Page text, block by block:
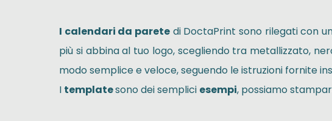
I calendari da parete di DoctaPrint sono rilegati con
più si abbina al tuo logo, scegliendo tra metallizzato,
modo semplice e veloce, seguendo le istruzioni fornite
I templatesono dei semplici esempi, possiamo